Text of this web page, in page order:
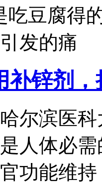
吃豆腐得
发的痛
补锌剂
尔滨医
人体必
功能维